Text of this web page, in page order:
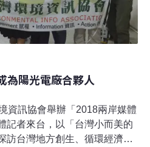
風中，它是自由的。青銀
陽光電廠合夥人
資訊協會舉辦「2018兩岸媒體
記者來台，以「台灣小而美的
訪台灣地方創生、循環經濟及